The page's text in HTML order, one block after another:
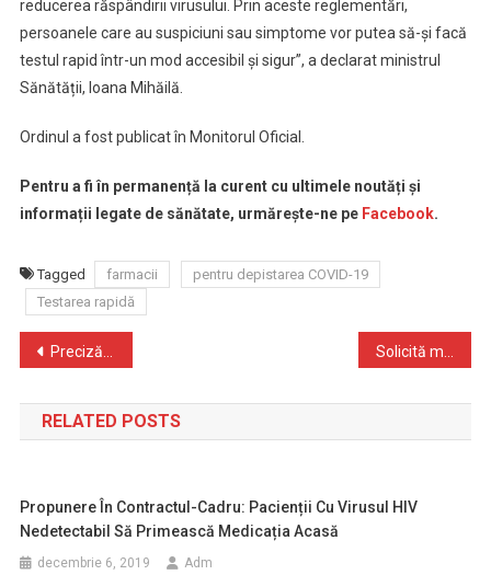
reducerea răspândirii virusului. Prin aceste reglementări,
persoanele care au suspiciuni sau simptome vor putea să-și facă
testul rapid într-un mod accesibil și sigur”, a declarat ministrul
Sănătății, Ioana Mihăilă.
Ordinul a fost publicat în Monitorul Oficial.
Pentru a fi în permanență la curent cu ultimele noutăți și
informații legate de sănătate, urmărește-ne pe Facebook.
Tagged farmacii
pentru depistarea COVID-19
Testarea rapidă
Navigare
în
articole
Precizări privind administrarea rapelului pentru persoanele vaccinate cu prima doză în străinătate
RELATED POSTS
Propunere În Contractul-Cadru: Pacienții Cu Virusul HIV
Nedetectabil Să Primească Medicația Acasă
decembrie 6, 2019 Adm